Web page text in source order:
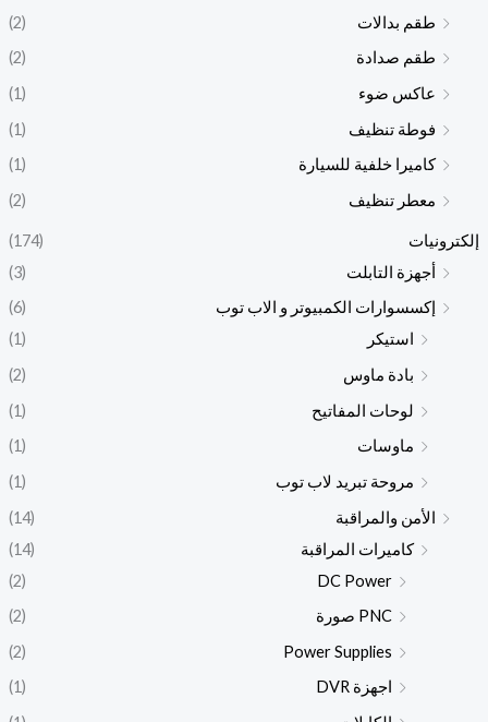
طقم بدالات
(2)
طقم صدادة
(2)
عاكس ضوء
(1)
فوطة تنظيف
(1)
كاميرا خلفية للسيارة
(1)
معطر تنظيف
(2)
إلكترونيات
(174)
أجهزة التابلت
(3)
إكسسوارات الكمبيوتر و الاب توب
(6)
استيكر
(1)
بادة ماوس
(2)
لوحات المفاتيح
(1)
ماوسات
(1)
مروحة تبريد لاب توب
(1)
الأمن والمراقبة
(14)
كاميرات المراقبة
(14)
DC Power
(2)
PNC صورة
(2)
Power Supplies
(2)
اجهزة DVR
(1)